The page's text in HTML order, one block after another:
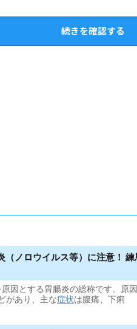
続きを確認する
（ノロウイルス等）に注意！
因とする胃腸炎の総称です。原
があり、主な症状は腹痛、下痢